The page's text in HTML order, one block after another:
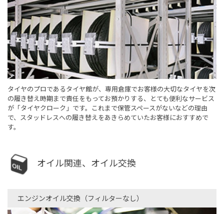
タイヤのプロであるタイヤ館が、専用倉庫でお客様の大切なタイヤを次
の履き替え時期まで責任をもってお預かりする、とても便利なサービス
が「タイヤクローク」です。これまで保管スペースがないなどの理由
で、スタッドレスへの履き替えをあきらめていたお客様におすすめで
す。
オイル関連、オイル交換
エンジンオイル交換（フィルターなし）​